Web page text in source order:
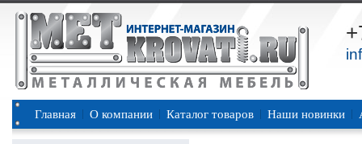
Главная О компании Каталог товаров Наши новинки